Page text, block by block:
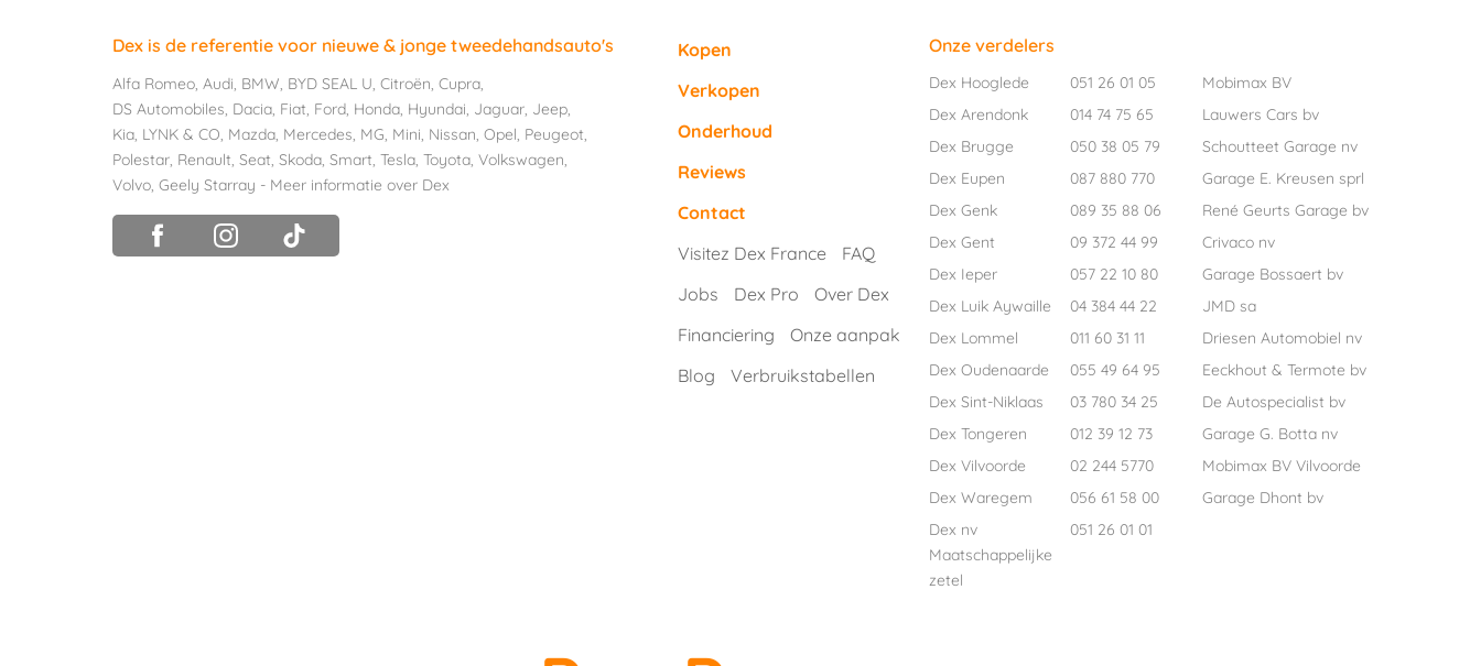
Dex is de referentie voor nieuwe & jonge tweedehandsauto's
Alfa Romeo, Audi, BMW, BYD SEAL U, Citroën, Cupra,
DS Automobiles, Dacia, Fiat, Ford, Honda, Hyundai, Jaguar, Jeep,
Kia, LYNK & CO, Mazda, Mercedes, MG, Mini, Nissan, Opel, Peugeot,
Polestar, Renault, Seat, Skoda, Smart, Tesla, Toyota, Volkswagen,
Volvo, Geely Starray - Meer informatie over Dex
Kopen
Verkopen
Onderhoud
Reviews
Contact
Visitez Dex France
FAQ
Jobs
Dex Pro
Over Dex
Financiering
Onze aanpak
Blog
Verbruikstabellen
Onze verdelers
Dex Hooglede 051 26 01 05
Mobimax BV
Dex Arendonk
014 74 75 65
Lauwers Cars bv
Dex Brugge
050 38 05 79
Schoutteet Garage nv
Dex Eupen
087 880 770
Garage E. Kreusen sprl
Dex Genk
089 35 88 06
René Geurts Garage bv
Dex Gent
09 372 44 99
Crivaco nv
Dex Ieper
057 22 10 80
Garage Bossaert bv
Dex Luik Aywaille
04 384 44 22
JMD sa
Dex Lommel
011 60 31 11
Driesen Automobiel nv
Dex Oudenaarde
055 49 64 95
Eeckhout & Termote bv
Dex Sint-Niklaas
03 780 34 25
De Autospecialist bv
Dex Tongeren
012 39 12 73
Garage G. Botta nv
Dex Vilvoorde
02 244 5770
Mobimax BV Vilvoorde
Dex Waregem
056 61 58 00
Garage Dhont bv
Dex nv
Maatschappelijke
zetel
051 26 01 01